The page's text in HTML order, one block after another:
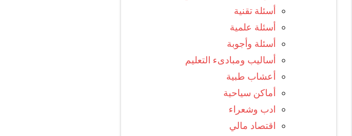
أسئلة تقنية
أسئلة علمية
أسئلة وأجوبة
أساليب ومبادىء التعليم
أعشاب طبية
أماكن سياحية
ادب وشعراء
اقتصاد مالي